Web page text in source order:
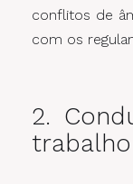
conflitos de
com os
2.
trabalho